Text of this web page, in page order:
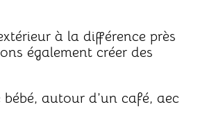
à la différence près
également créer des
autour d’un café, aec